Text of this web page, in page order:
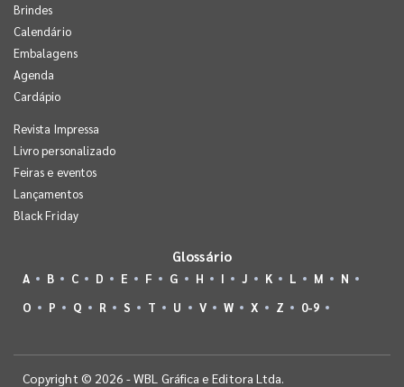
Brindes
Calendário
Embalagens
Agenda
Cardápio
Revista Impressa
Livro personalizado
Feiras e eventos
Lançamentos
Black Friday
Glossário
A B C D E F G H I J K L M
N
O
P Q R S T U V W X Z 0-9
Copyright © 2026 - WBL Gráfica e Editora Ltda.